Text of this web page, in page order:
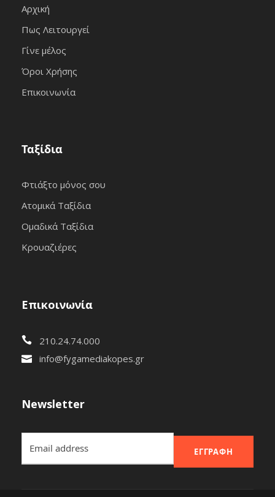
Αρχική
Πως Λειτουργεί
Γίνε μέλος
Όροι Χρήσης
Επικοινωνία
Ταξίδια
Φτιάξτο μόνος σου
Ατομικά Ταξίδια
Ομαδικά Ταξίδια
Κρουαζιέρες
Επικοινωνία
210.24.74.000
info@fygamediakopes.gr
Newsletter
ΕΓΓΡΑΦΉ